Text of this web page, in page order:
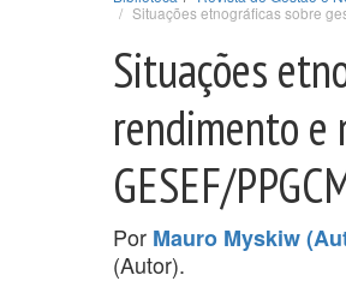
Situações etnográficas sobre
Situações
rendimento e
GESEF/
Por Mauro Myskiw
(Autor).